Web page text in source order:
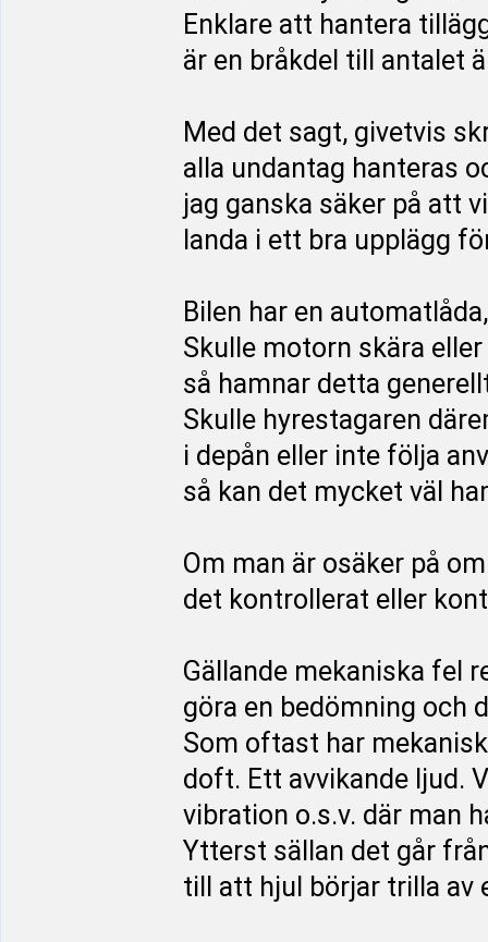
Enklare att hantera
är en bråkdel till antalet
Med det sagt, givetvis
alla undantag hanteras
jag ganska säker på att
landa i ett bra upplägg
Bilen har en
Skulle motorn skära
så hamnar detta
Skulle hyrestagaren
i depån eller inte följa
så kan det mycket väl
Om man är osäker på
det kontrollerat eller
Gällande mekaniska fel
göra en bedömning och
Som oftast har
doft. Ett avvikande ljud.
vibration o.s.v. där man
Ytterst sällan det går
till att hjul börjar trilla av